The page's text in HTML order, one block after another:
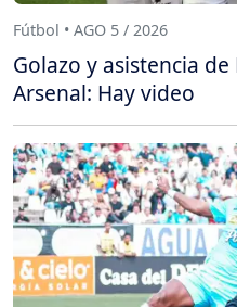
Fútbol • AGO 5 / 2026
Golazo y asistencia
Arsenal: Hay video